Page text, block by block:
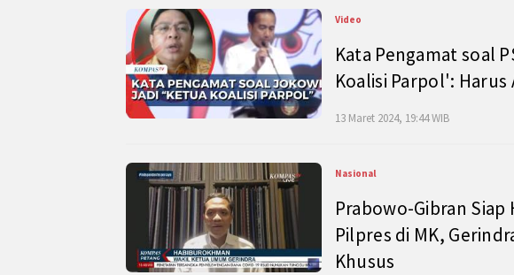
Video
Kata Pengamat soal
Koalisi Parpol':
13 Maret 2024, 19:44 WIB
Nasional
Prabowo-Gibran
Pilpres di MK,
Khusus